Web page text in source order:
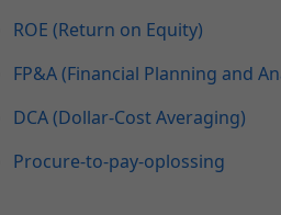
ROE (Return on Equity)
FP&A (Financial Planning and
DCA (Dollar-Cost Averaging)
Procure-to-pay-oplossing